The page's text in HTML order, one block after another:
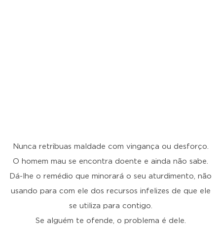
Nunca retribuas maldade com vingança ou desforço.
O homem mau se encontra doente e ainda não sabe.
Dá-lhe o remédio que minorará o seu aturdimento, não
usando para com ele dos recursos infelizes de que ele
se utiliza para contigo.
Se alguém te ofende, o problema é dele.